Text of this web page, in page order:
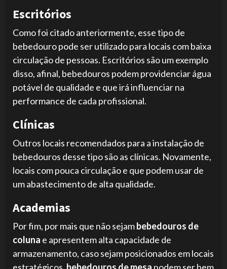
Escritórios
Como foi citado anteriormente, esse tipo de
bebedouro pode ser utilizado para locais com baixa
circulação de pessoas. Escritórios são um exemplo
disso, afinal, bebedouros podem providenciar água
potável de qualidade e que irá influenciar na
performance de cada profissional.
Clínicas
Outros locais recomendados para a instalação de
bebedouros desse tipo são as clínicas. Novamente,
locais com pouca circulação e que podem usar de
um abastecimento de alta qualidade.
Academias
Por fim, por mais que não sejambebedouros de
coluna e apresentem alta capacidade de
armazenamento, caso sejam posicionados em locais